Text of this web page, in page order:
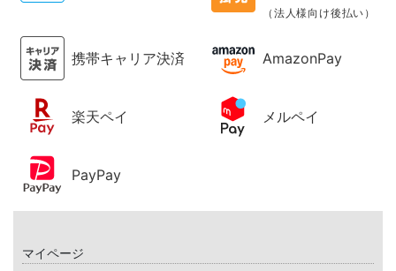
（法人様向け後払い）
携帯キャリア決済 AmazonPay
楽天ペイ メルペイ
PayPay
マイページ